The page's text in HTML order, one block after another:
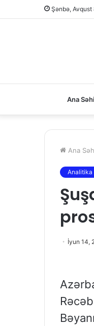
Şənbə, Avqust
Ana
Ana
Analitika
İyun 14,